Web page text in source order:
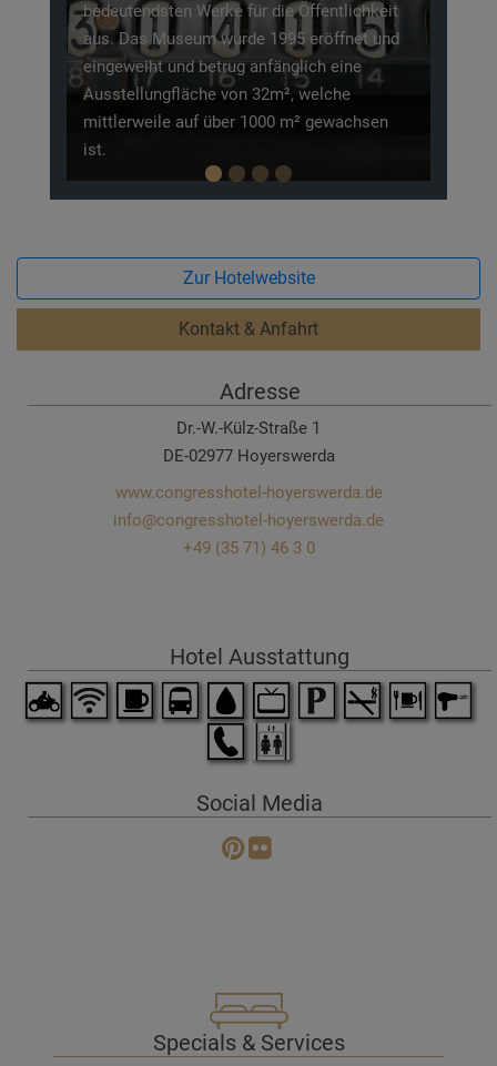
Werke für die Öffentlichkeit
Museum wurde 1995 eröffnet und
und betrug anfänglich eine
von 32m², welche
auf über 1000 m² gewachsen
Neben 1000
unterschiedlichen
entdecken sind,
Fütterungen
Zur Hotelwebsite
Kontakt & Anfahrt
Adresse
Dr.-W.-Külz-Straße 1
DE-02977 Hoyerswerda
www.congresshotel-hoyerswerda.de
info@congresshotel-hoyerswerda.de
+49 (35 71) 46 3 0
Hotel Ausstattung
Social Media
Specials & Services